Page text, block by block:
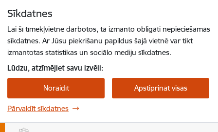
Sīkdatnes
Lai šī tīmekļvietne darbotos, tā izmanto obligāti nepieciešamās
sīkdatnes. Ar Jūsu piekrišanu papildus šajā vietnē var tikt
izmantotas statistikas un sociālo mediju sīkdatnes.
Lūdzu, atzīmējiet savu izvēli:
Noraidīt Apstiprināt visas
Pārvaldīt sīkdatnes